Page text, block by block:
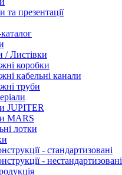
та презентації
/ Листівки
коробки
кабельні канали
труби
JUPITER
MARS
лотки
- стандартизовані
- нестандартизовані